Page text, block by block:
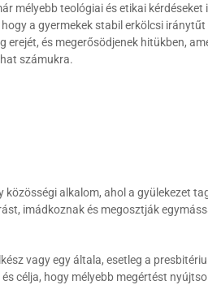
mélyebb teológiai és etikai kérdéseket
a gyermekek stabil erkölcsi iránytűt
erejét, és megerősödjenek hitükben,
számukra.
közösségi alkalom, ahol a gyülekezet
imádkoznak és megosztják
vagy egy általa, esetleg a
célja, hogy mélyebb megértést